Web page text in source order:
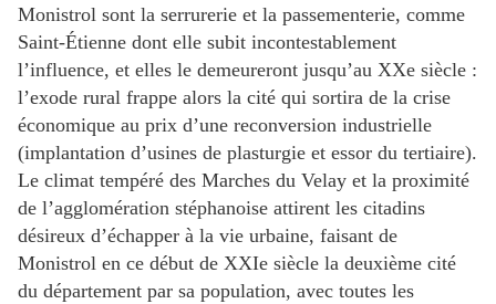
Monistrol sont la serrurerie et la passementerie, comme
Saint-Étienne dont elle subit incontestablement
l’influence, et elles le demeureront jusqu’au XXe siècle :
l’exode rural frappe alors la cité qui sortira de la crise
économique au prix d’une reconversion industrielle
(implantation d’usines de plasturgie et essor du tertiaire).
Le climat tempéré des Marches du Velay et la proximité
de l’agglomération stéphanoise attirent les citadins
désireux d’échapper à la vie urbaine, faisant de
Monistrol en ce début de XXIe siècle la deuxième cité
du département par sa population, avec toutes les